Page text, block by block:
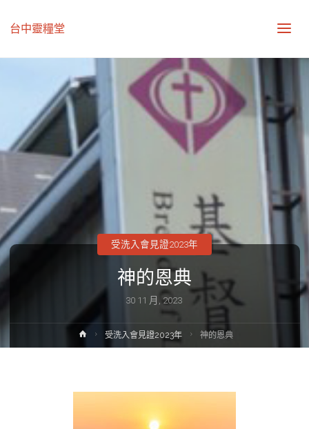
台中靈糧堂
神的恩典
30 11 月, 2023
受洗入會見證2023年
受洗入會見證2023年 神的恩典